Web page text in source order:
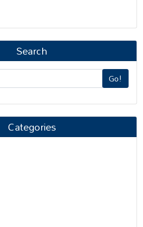
Search
Go!
Categories